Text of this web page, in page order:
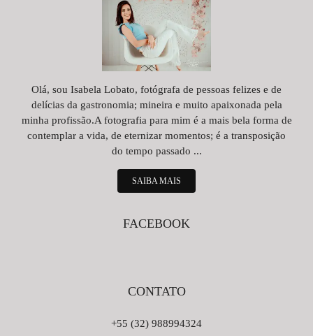
Olá, sou Isabela Lobato, fotógrafa de pessoas felizes e de
delícias da gastronomia; mineira e muito apaixonada pela
minha profissão.A fotografia para mim é a mais bela forma de
contemplar a vida, de eternizar momentos; é a transposição
do tempo passado ...
SAIBA MAIS
FACEBOOK
CONTATO
+55 (32) 988994324